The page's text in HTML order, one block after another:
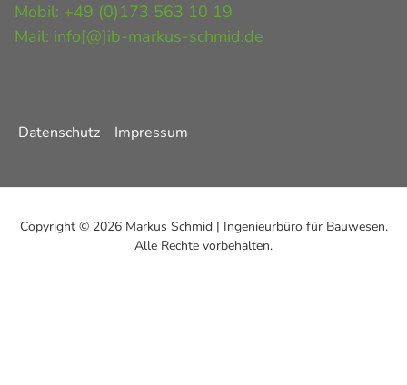
Mobil: +49 (0)173 563 10 19
Mail: info[@]ib-markus-schmid.de
Datenschutz Impressum
Copyright © 2026 Markus Schmid | Ingenieurbüro für Bauwesen.
Alle Rechte vorbehalten.